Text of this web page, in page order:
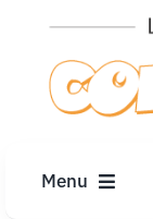
contenu
Menu